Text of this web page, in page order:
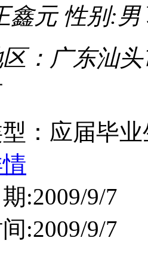
鑫元 性别:男
：广东汕
：应届毕
:2009/9/7
:2009/9/7